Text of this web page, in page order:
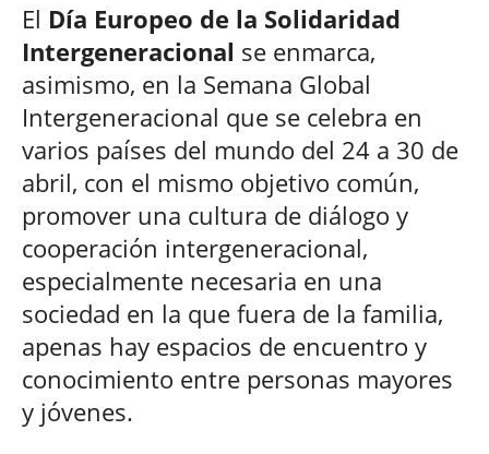
El Día Europeo de la Solidaridad
Intergeneracional se enmarca,
asimismo, en la Semana Global
Intergeneracional que se celebra en
varios países del mundo del 24 a 30 de
abril, con el mismo objetivo común,
promover una cultura de diálogo y
cooperación intergeneracional,
especialmente necesaria en una
sociedad en la que fuera de la familia,
apenas hay espacios de encuentro y
conocimiento entre personas mayores
y jóvenes.